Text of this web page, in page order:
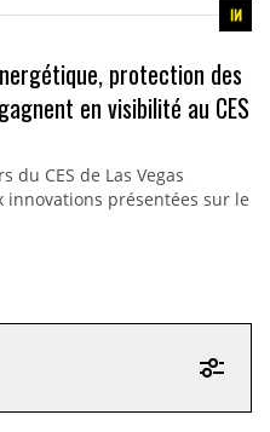
protection des
en visibilité au CES
du CES de Las Vegas
présentées sur le